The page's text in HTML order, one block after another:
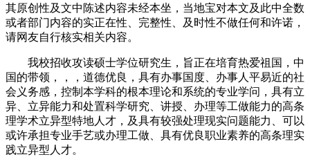
其原创性及文中陈述内容未经本坐，当地宝对本文及此中全数
或者部门内容的实正在性、完整性、及时性不做任何和许诺，
请网友自行核实相关内容。
我校招收攻读硕士学位研究生，旨正在培育热爱祖国，中
国的带领，，，道德优良，具有办事国度、办事人平易近的社
会义务感，控制本学科的根本理论和系统的专业学问，具有立
异、立异能力和处置科学研究、讲授、办理等工做能力的高条
理学术立异型特地人才，及具有较强处理现实问题能力、可以
或许承担专业手艺或办理工做、具有优良职业素养的高条理实
践立异型人才。